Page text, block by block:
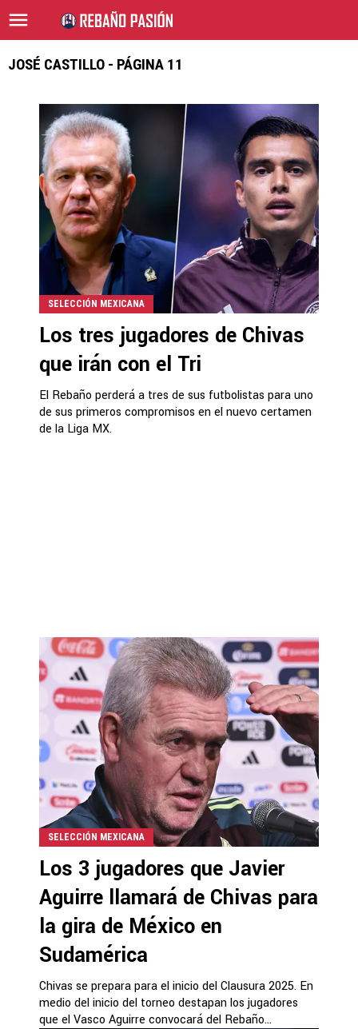
JOSÉ CASTILLO - PÁGINA 11
SELECCIÓN MEXICANA
Los tres jugadores de Chivas
que irán con el Tri
El Rebaño perderá a tres de sus futbolistas para uno
de sus primeros compromisos en el nuevo certamen
de la Liga MX.
SELECCIÓN MEXICANA
Los 3 jugadores que Javier
Aguirre llamará de Chivas para
la gira de México en
Sudamérica
Chivas se prepara para el inicio del Clausura 2025. En
medio del inicio del torneo destapan los jugadores
que el Vasco Aguirre convocará del Rebaño...